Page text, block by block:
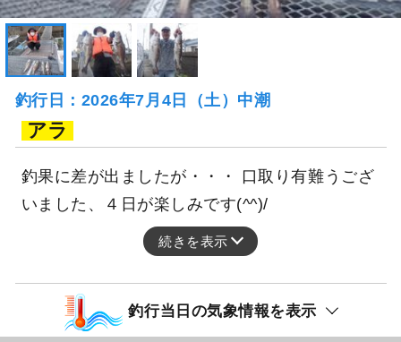
釣行日：2026年7月4日（土）中潮
アラ
釣果に差が出ましたが・・・ 口取り有難うござ
いました、４日が楽しみです(^^)/
続きを表示
釣行当日の気象情報を表示